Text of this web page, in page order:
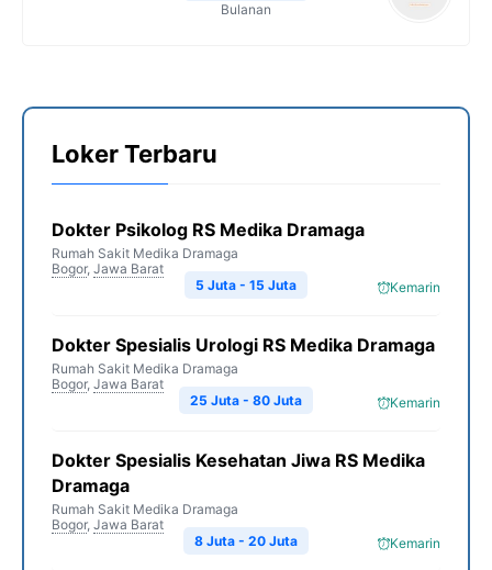
Bulanan
Loker Terbaru
Dokter Psikolog RS Medika Dramaga
Rumah Sakit Medika Dramaga
Bogor, Jawa Barat
Kemarin
5 Juta - 15 Juta
Dokter Spesialis Urologi RS Medika Dramaga
Rumah Sakit Medika Dramaga
Bogor, Jawa Barat
Kemarin
25 Juta - 80 Juta
Dokter Spesialis Kesehatan Jiwa RS Medika
Dramaga
Rumah Sakit Medika Dramaga
Bogor, Jawa Barat
Kemarin
8 Juta - 20 Juta